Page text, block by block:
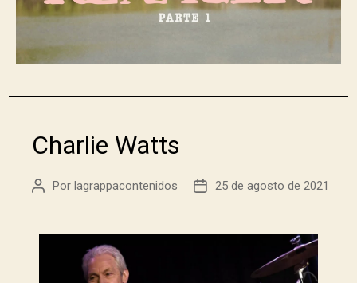
Charlie Watts
Por lagrappacontenidos 25 de agosto de 2021